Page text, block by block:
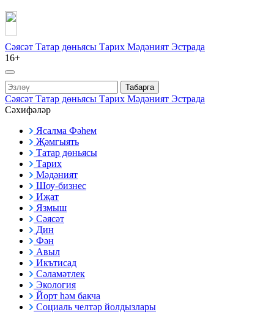
Сәясәт Татар дөньясы Тарих Мәдәният Эстрада
16+
Табарга
Сәясәт Татар дөньясы Тарих Мәдәният Эстрада
Сәхифәләр
Ясалма Фәһем
Җәмгыять
Татар дөньясы
Тарих
Мәдәният
Шоу-бизнес
Иҗат
Язмыш
Сәясәт
Дин
Фән
Авыл
Икътисад
Сәламәтлек
Экология
Йорт һәм бакча
Социаль челтәр йолдызлары